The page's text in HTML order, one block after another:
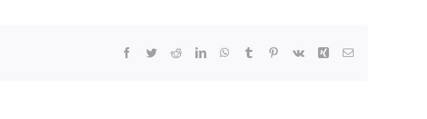
Facebook
TwitterRedditLinkedInWhatsApp
Tumblr Pinterest
Vk Xing 이